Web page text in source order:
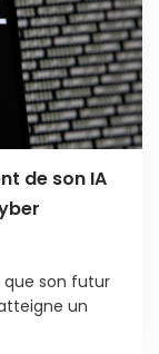
de son IA
que son futur
un